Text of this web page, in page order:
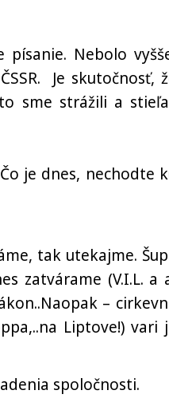
Nebolo
Je skutočnosť,
sme strážili a
je dnes, nechodte
tak utekajme.
zatvárame (V.I.L. a
–
Liptove!) vari
spoločnosti.